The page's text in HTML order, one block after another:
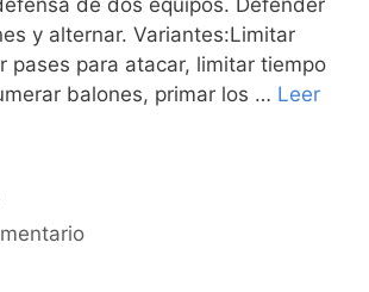
de dos equipos. Defender
y alternar. Variantes:Limitar
pases para atacar, limitar tiempo
balones, primar los … Leer